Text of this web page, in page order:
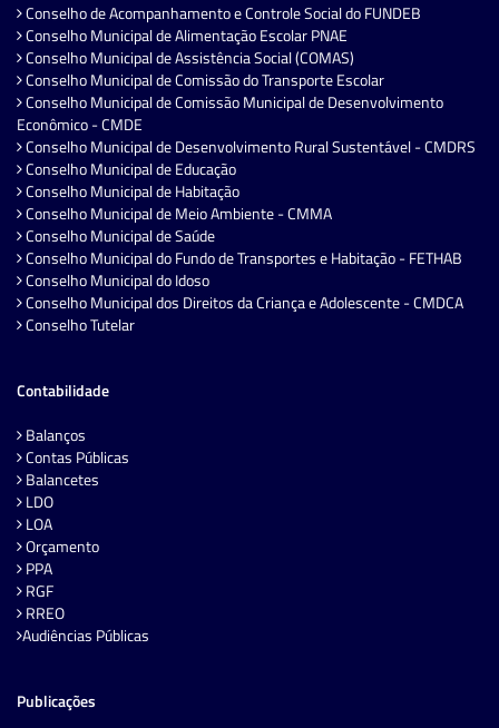
Conselho de Acompanhamento e Controle Social do FUNDEB
Conselho Municipal de Alimentação Escolar PNAE
Conselho Municipal de Assistência Social (COMAS)
Conselho Municipal de Comissão do Transporte Escolar
Conselho Municipal de Comissão Municipal de Desenvolvimento
Econômico - CMDE
Conselho Municipal de Desenvolvimento Rural Sustentável - CMDRS
Conselho Municipal de Educação
Conselho Municipal de Habitação
Conselho Municipal de Meio Ambiente - CMMA
Conselho Municipal de Saúde
Conselho Municipal do Fundo de Transportes e Habitação - FETHAB
Conselho Municipal do Idoso
Conselho Municipal dos Direitos da Criança e Adolescente - CMDCA
Conselho Tutelar
Contabilidade
Balanços
Contas Públicas
Balancetes
LDO
LOA
Orçamento
PPA
RGF
RREO
Audiências Públicas
Publicações